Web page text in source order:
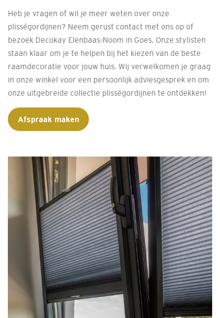
Heb je vragen of wil je meer weten over onze
plisségordijnen? Neem gerust contact met ons op of
bezoek Decokay Elenbaas-Noom in Goes. Onze stylisten
staan klaar om je te helpen bij het kiezen van de beste
raamdecoratie voor jouw huis. Wij verwelkomen je graag
in onze winkel voor een persoonlijk adviesgesprek en om
onze uitgebreide collectie plisségordijnen te ontdekken!
Afspraak maken